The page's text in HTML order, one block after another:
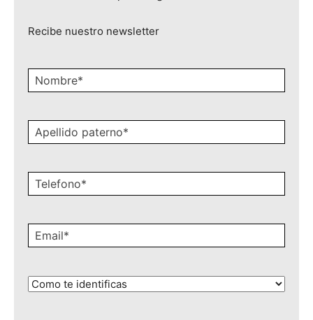
Recibe nuestro newsletter
Nombre*
Apellido
paterno*
Celular*
Email*
¿Cómo